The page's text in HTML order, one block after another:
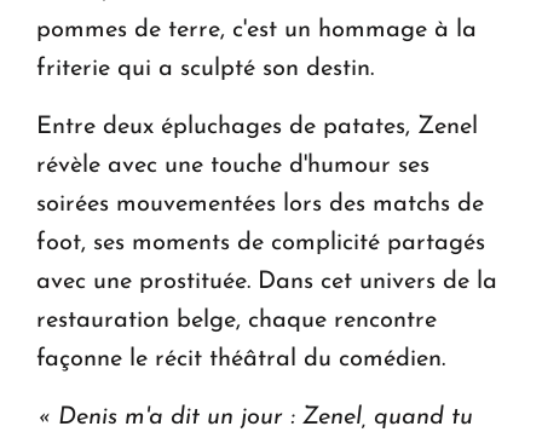
pommes de terre, c'est un hommage à la
friterie qui a sculpté son destin.
Entre deux épluchages de patates, Zenel
révèle avec une touche d'humour ses
soirées mouvementées lors des matchs de
foot, ses moments de complicité partagés
avec une prostituée. Dans cet univers de la
restauration belge, chaque rencontre
façonne le récit théâtral du comédien.
« Denis m'a dit un jour : Zenel, quand tu